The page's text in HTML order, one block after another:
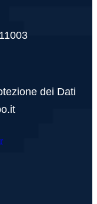
dei Dati